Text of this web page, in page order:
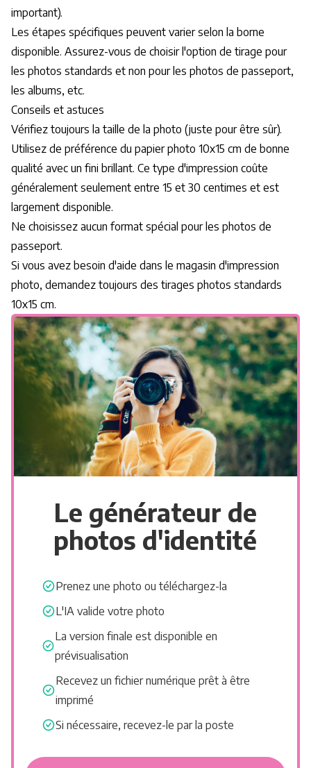
important).
Les étapes spécifiques peuvent varier selon la borne
disponible. Assurez-vous de choisir l'option de tirage pour
les photos standards et non pour les photos de passeport,
les albums, etc.
Conseils et astuces
Vérifiez toujours la taille de la photo (juste pour être sûr).
Utilisez de préférence du papier photo 10x15 cm de bonne
qualité avec un fini brillant. Ce type d'impression coûte
généralement seulement entre 15 et 30 centimes et est
largement disponible.
Ne choisissez aucun format spécial pour les photos de
passeport.
Si vous avez besoin d'aide dans le magasin d'impression
photo, demandez toujours des tirages photos standards
10x15 cm.
Le générateur de
photos d'identité
Prenez une photo ou téléchargez-la
L'IA valide votre photo
La version finale est disponible en
prévisualisation
Recevez un fichier numérique prêt à être
imprimé
Si nécessaire, recevez-le par la poste